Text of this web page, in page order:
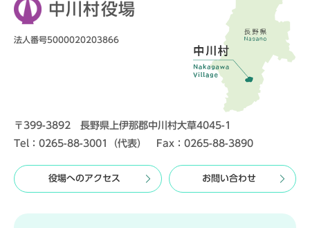
中川村役場
法人番号5000020203866
〒399-3892 長野県上伊那郡中川村大草4045-1
Tel：0265-88-3001（代表） Fax：0265-88-3890
役場へのアクセス お問い合わせ